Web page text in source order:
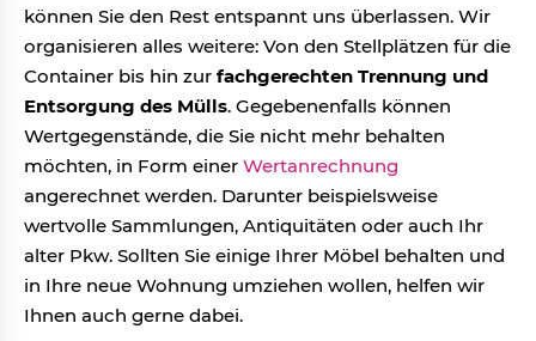
können Sie den Rest entspannt uns überlassen. Wir
organisieren alles weitere: Von den Stellplätzen für die
Container bis hin zur fachgerechten Trennung und
Entsorgung des Mülls. Gegebenenfalls können
Wertgegenstände, die Sie nicht mehr behalten
möchten, in Form einer Wertanrechnung
angerechnet werden. Darunter beispielsweise
wertvolle Sammlungen, Antiquitäten oder auch Ihr
alter Pkw. Sollten Sie einige Ihrer Möbel behalten und
in Ihre neue Wohnung umziehen wollen, helfen wir
Ihnen auch gerne dabei.